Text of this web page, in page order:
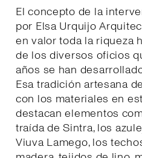
El concepto de la
por Elsa Urquijo
en valor toda la riqueza
de los diversos oficios
años se han
Esa tradición artesana
con los materiales en
destacan elementos
traída de Sintra, los
Viuva Lamego, los